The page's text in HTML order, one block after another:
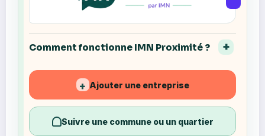
Comment fonctionne IMN Proximité ?
+ Ajouter une entreprise
Suivre une commune ou un quartier